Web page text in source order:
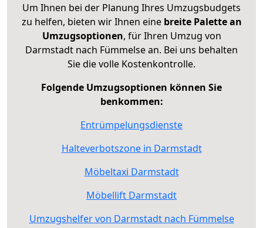
Um Ihnen bei der Planung Ihres Umzugsbudgets
zu helfen, bieten wir Ihnen eine breite Palette an
Umzugsoptionen, für Ihren Umzug von
Darmstadt nach Fümmelse an. Bei uns behalten
Sie die volle Kostenkontrolle.
Folgende Umzugsoptionen können Sie
benkommen:
Entrümpelungsdienste
Halteverbotszone in Darmstadt
Möbeltaxi Darmstadt
Möbellift Darmstadt
Umzugshelfer von Darmstadt nach Fümmelse